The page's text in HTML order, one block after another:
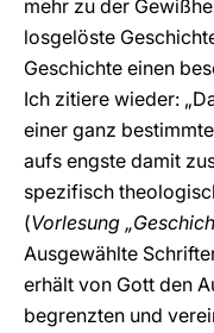
mehr zu der
losgelöste
Geschichte einen
Ich zitiere wieder:
einer ganz
aufs engste damit
spezifisch
(Vorlesung
Ausgewählte
erhält von Gott den
begrenzten und